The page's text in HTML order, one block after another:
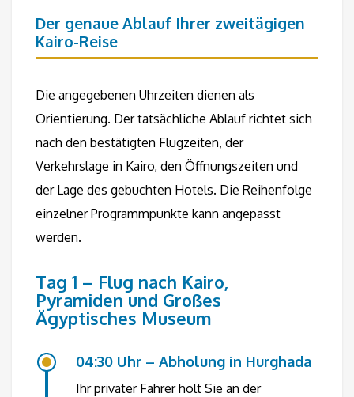
Der genaue Ablauf Ihrer zweitägigen
Kairo-Reise
Die angegebenen Uhrzeiten dienen als
Orientierung. Der tatsächliche Ablauf richtet sich
nach den bestätigten Flugzeiten, der
Verkehrslage in Kairo, den Öffnungszeiten und
der Lage des gebuchten Hotels. Die Reihenfolge
einzelner Programmpunkte kann angepasst
werden.
Tag 1 – Flug nach Kairo,
Pyramiden und Großes
Ägyptisches Museum
04:30 Uhr – Abholung in Hurghada
Ihr privater Fahrer holt Sie an der